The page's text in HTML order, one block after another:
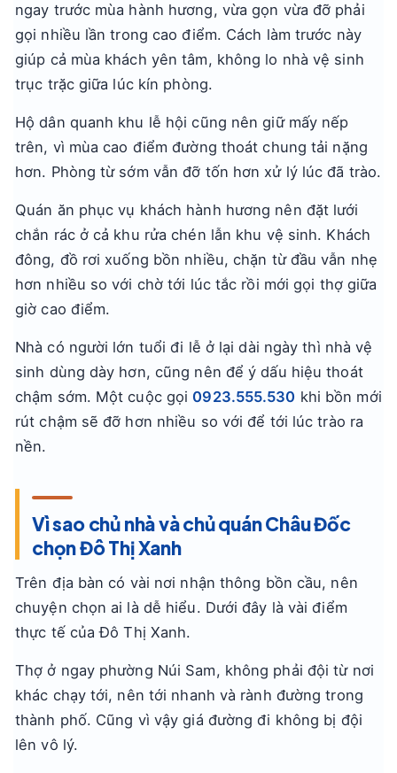
ngay trước mùa hành hương, vừa gọn vừa đỡ phải
gọi nhiều lần trong cao điểm. Cách làm trước này
giúp cả mùa khách yên tâm, không lo nhà vệ sinh
trục trặc giữa lúc kín phòng.
Hộ dân quanh khu lễ hội cũng nên giữ mấy nếp
trên, vì mùa cao điểm đường thoát chung tải nặng
hơn. Phòng từ sớm vẫn đỡ tốn hơn xử lý lúc đã trào.
Quán ăn phục vụ khách hành hương nên đặt lưới
chắn rác ở cả khu rửa chén lẫn khu vệ sinh. Khách
đông, đồ rơi xuống bồn nhiều, chặn từ đầu vẫn nhẹ
hơn nhiều so với chờ tới lúc tắc rồi mới gọi thợ giữa
giờ cao điểm.
Nhà có người lớn tuổi đi lễ ở lại dài ngày thì nhà vệ
sinh dùng dày hơn, cũng nên để ý dấu hiệu thoát
chậm sớm. Một cuộc gọi 0923.555.530 khi bồn mới
rút chậm sẽ đỡ hơn nhiều so với để tới lúc trào ra
nền.
Vì sao chủ nhà và chủ quán Châu Đốc
chọn Đô Thị Xanh
Trên địa bàn có vài nơi nhận thông bồn cầu, nên
chuyện chọn ai là dễ hiểu. Dưới đây là vài điểm
thực tế của Đô Thị Xanh.
Thợ ở ngay phường Núi Sam, không phải đội từ nơi
khác chạy tới, nên tới nhanh và rành đường trong
thành phố. Cũng vì vậy giá đường đi không bị đội
lên vô lý.